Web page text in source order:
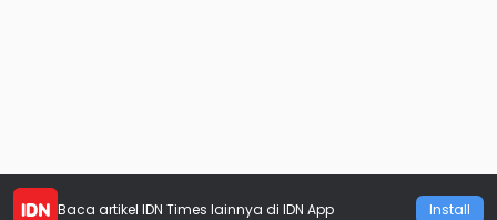
Baca artikel IDN Times lainnya di IDN App Install